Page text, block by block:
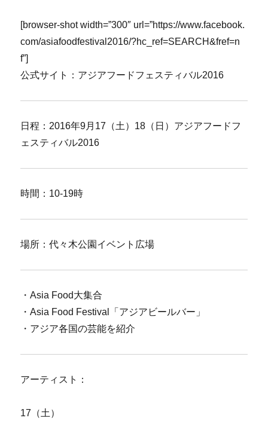
[browser-shot width=”300″ url=”https://www.facebook.
com/asiafoodfestival2016/?hc_ref=SEARCH&fref=n
f”]
公式サイト：アジアフードフェスティバル2016
日程：2016年9月17（土）18（日）アジアフードフ
ェスティバル2016
時間：10-19時
場所：代々木公園イベント広場
・Asia Food大集合
・Asia Food Festival「アジアビールバー」
・アジア各国の芸能を紹介
アーティスト：
17（土）